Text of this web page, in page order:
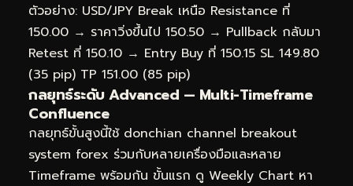
ตัวอย่าง: USD/JPY Break เหนือ Resistance ที่
150.00 → ราคาวิ่งขึ้นไป 150.50 → Pullback กลับมา
Retest ที่ 150.10 → Entry Buy ที่ 150.15 SL 149.80
(35 pip) TP 151.00 (85 pip)
กลยุทธ์ระดับ Advanced — Multi-Timeframe
Confluence
กลยุทธ์ขั้นสูงนี้ใช้ donchian channel breakout
system forex ร่วมกับหลายเครื่องมือและหลาย
Timeframe พร้อมกัน ขั้นแรก ดู Weekly Chart หา